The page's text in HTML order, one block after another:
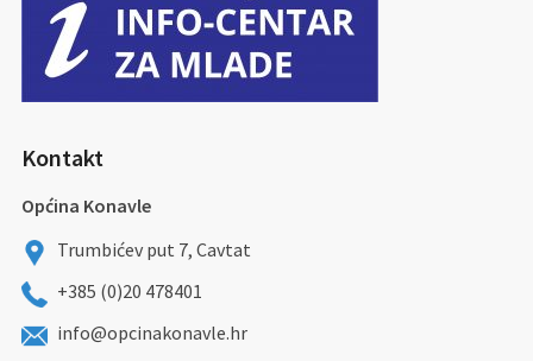
Kontakt
Općina Konavle
Trumbićev put 7, Cavtat
+385 (0)20 478401
info@opcinakonavle.hr